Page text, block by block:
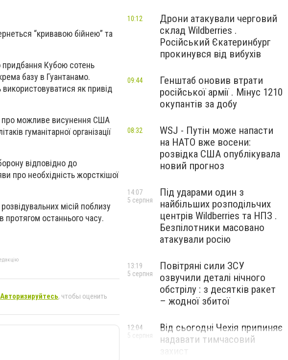
“кривавою бійнею” та
придбання Кубою сотень
базу в Гуантанамо.
використовуватися як привід
про можливе висунення США
гуманітарної організації
відповідно до
про необхідність жорсткішої
місій поблизу
протягом останнього часу.
Авторизируйтесь, чтобы оценить
Дрони атакували черговий
склад Wildberries .
Російський Єкатеринбург
прокинувся від вибухів
10:12
Генштаб оновив втрати
російської армії . Мінус 1210
окупантів за добу
09:44
WSJ - Путін може напасти
на НАТО вже восени:
розвідка США опублікувала
новий прогноз
08:32
Під ударами один з
найбільших розподільчих
центрів Wildberries та НПЗ .
Безпілотники масовано
атакували росію
14:07
5 серпня
Повітряні сили ЗСУ
озвучили деталі нічного
обстрілу : з десятків ракет
– жодної збитої
13:19
5 серпня
Від сьогодні Чехія припиняє
надавати тимчасовий
12:04
5 серпня